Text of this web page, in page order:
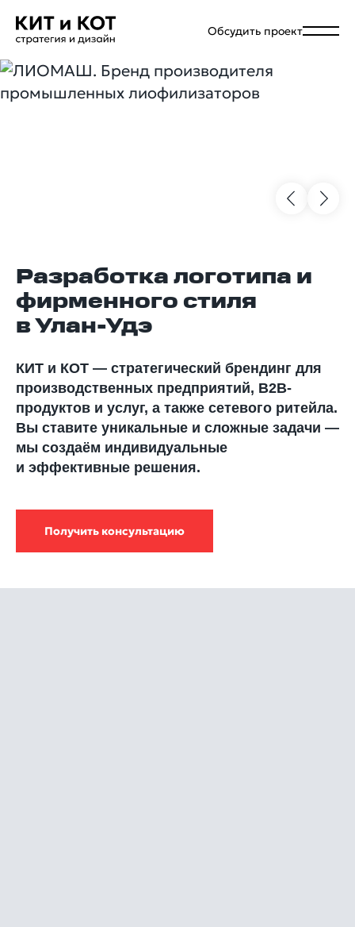
Обсудить проект
Разработка логотипа и
фирменного стиля
в Улан-Удэ
КИТ и КОТ — стратегический брендинг для
производственных предприятий, В2В-
продуктов и услуг, а также сетевого ритейла.
Вы ставите уникальные и сложные задачи —
мы создаём индивидуальные
и эффективные решения.
Получить консультацию